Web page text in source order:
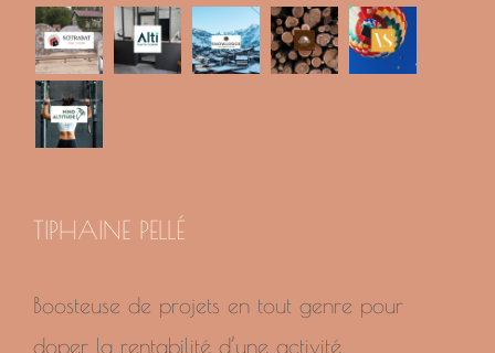
TIPHAINE PELLÉ
Boosteuse de projets en tout genre pour
doper la rentabilité d’une activité.